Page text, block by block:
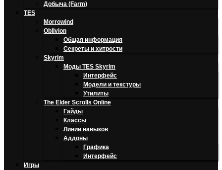
Добыча (Farm)
TES
Morrowind
Oblivion
Общая информация
Секреты и хитрости
Skyrim
Моды TES Skyrim
Интерфейс
Модели и текстуры
Утилиты
The Elder Scrolls Online
Гайды
Классы
Линии навыков
Аддоны
Графика
Интерфейс
Игры